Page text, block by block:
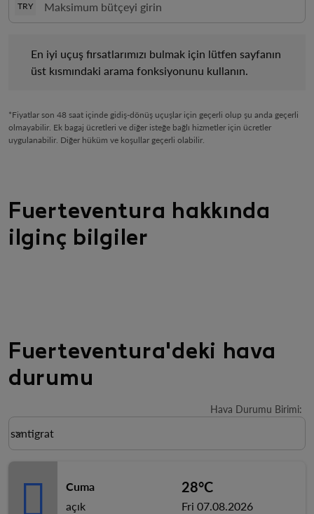
TRY
En iyi uçuş fırsatlarımızı bulmak için lütfen sayfanın
üst kısmındaki arama fonksiyonunu kullanın.
*Fiyatlar son 48 saat içinde gidiş-dönüş uçuşlar için geçerli olup şu anda geçerli
olmayabilir. Ek bagaj ücretleri ve diğer isteğe bağlı hizmetler için ücretler
uygulanabilir. Diğer hüküm ve koşullar geçerli olabilir.
Fuerteventura hakkında
ilginç bilgiler
Fuerteventura'deki hava
durumu
Hava Durumu Birimi:
Weather unit option santigrat Selected
santigrat
keyboard_arrow_down
Cuma
açık
28°C
Fri 07.08.2026